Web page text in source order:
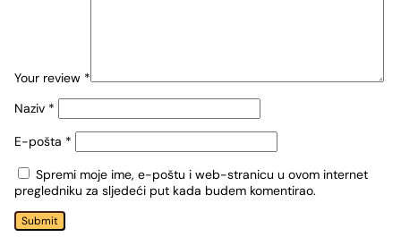
Your review *
Naziv *
E-pošta *
Spremi moje ime, e-poštu i web-stranicu u ovom internet
pregledniku za sljedeći put kada budem komentirao.
Submit